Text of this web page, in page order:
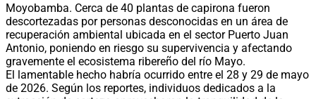
Moyobamba. Cerca de 40 plantas de capirona fueron
descortezadas por personas desconocidas en un área de
recuperación ambiental ubicada en el sector Puerto Juan
Antonio, poniendo en riesgo su supervivencia y afectando
gravemente el ecosistema ribereño del río Mayo.
El lamentable hecho habría ocurrido entre el 28 y 29 de mayo
de 2026. Según los reportes, individuos dedicados a la